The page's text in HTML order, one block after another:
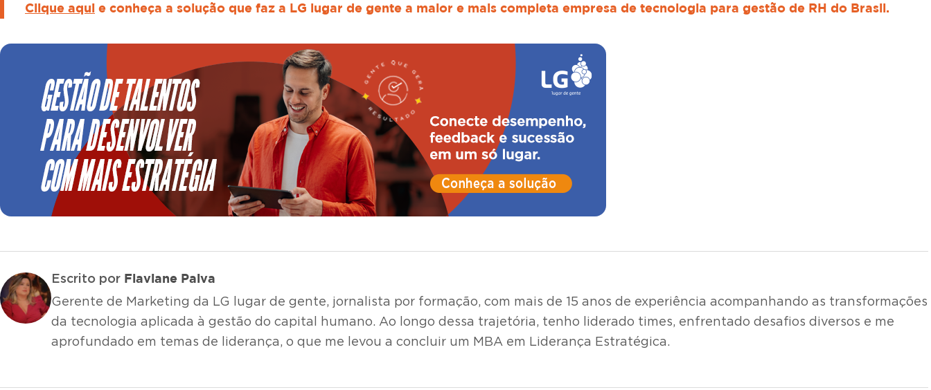
Clique aqui e conheça a solução que faz a LG lugar de gente a maior e mais completa empresa de tecnologia para gestão de RH do Brasil.
Escrito por Flaviane Paiva
Gerente de Marketing da LG lugar de gente, jornalista por formação, com mais de 15 anos de experiência acompanhando as transformações
da tecnologia aplicada à gestão do capital humano. Ao longo dessa trajetória, tenho liderado times, enfrentado desafios diversos e me
aprofundado em temas de liderança, o que me levou a concluir um MBA em Liderança Estratégica.